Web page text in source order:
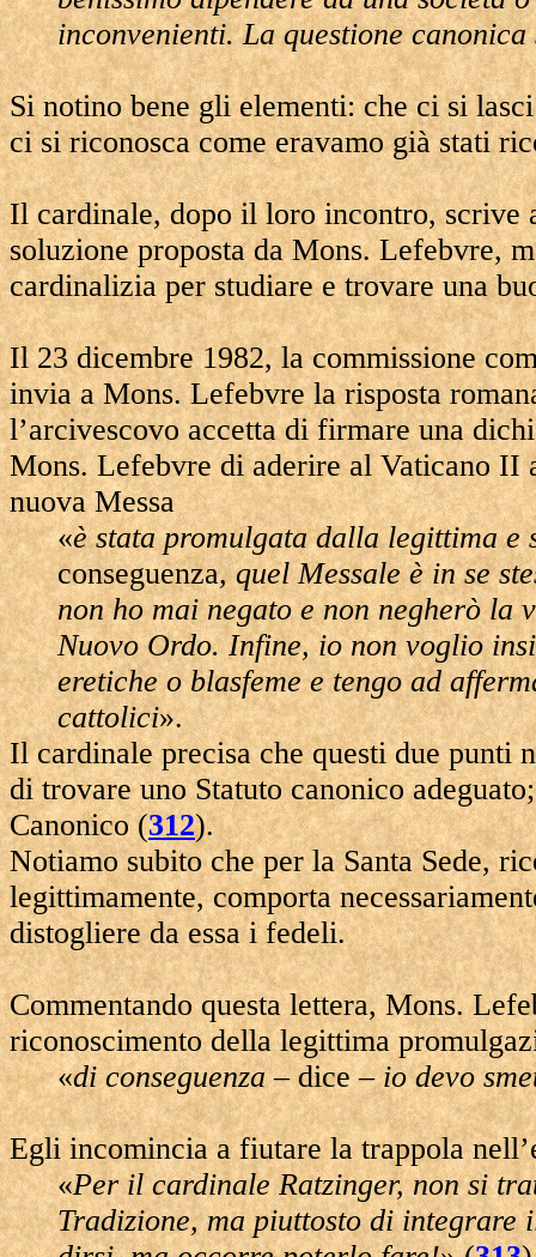
inconvenienti. La questione
Si notino bene gli elementi: che ci si
ci si riconosca come eravamo già stati
Il cardinale, dopo il loro incontro,
soluzione proposta da Mons. Lefebvre,
cardinalizia per studiare e trovare una
Il 23 dicembre 1982, la commissione
invia a Mons. Lefebvre la risposta
l’arcivescovo accetta di firmare una
Mons. Lefebvre di aderire al Vaticano II
nuova Messa
«è stata promulgata dalla legittima
conseguenza, quel Messale è in se
non ho mai negato e non negherò la
Nuovo Ordo. Infine, io non voglio
eretiche o blasfeme e tengo ad
cattolici».
Il cardinale precisa che questi due punti
di trovare uno Statuto canonico
Canonico (312).
Notiamo subito che per la Santa Sede,
legittimamente, comporta
distogliere da essa i fedeli.
Commentando questa lettera, Mons.
riconoscimento della legittima
«di conseguenza– dice –io devo
Egli incomincia a fiutare la trappola
«Per il cardinale Ratzinger, non si
Tradizione, ma piuttosto di